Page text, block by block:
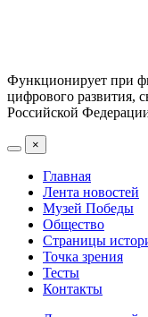
Функционирует при
цифрового развития,
Российской
×
Главная
Лента новостей
Музей Победы
Общество
Страницы
Точка зрения
Тесты
Контакты